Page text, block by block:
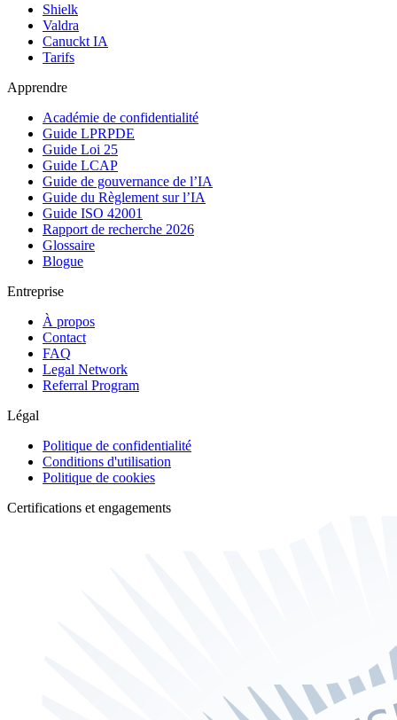
Shielk
Valdra
Canuckt IA
Tarifs
Apprendre
Académie de confidentialité
Guide LPRPDE
Guide Loi 25
Guide LCAP
Guide de gouvernance de l’IA
Guide du Règlement sur l’IA
Guide ISO 42001
Rapport de recherche 2026
Glossaire
Blogue
Entreprise
À propos
Contact
FAQ
Legal Network
Referral Program
Légal
Politique de confidentialité
Conditions d'utilisation
Politique de cookies
Certifications et engagements